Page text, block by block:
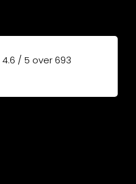
4.6 / 5 over693